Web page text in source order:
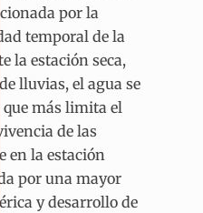
por la
temporal de la
la estación seca,
lluvias, el agua se
más limita el
de las
en la estación
por una mayor
y desarrollo de